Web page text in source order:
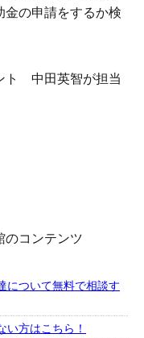
金の申請をするか検
ト 中田英智が担当
のコンテンツ
について無料で相談す
い方はこちら！